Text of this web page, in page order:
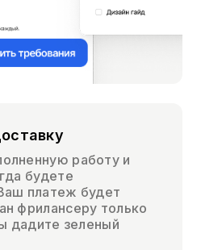
работу и
будете
платеж будет
фрилансеру только
дадите зеленый